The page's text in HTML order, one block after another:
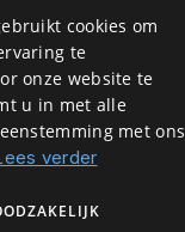
cookies om
te
onze website te
u in met alle
met ons
verder